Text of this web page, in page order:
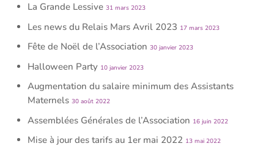
La Grande Lessive 31 mars 2023
Les news du Relais Mars Avril 2023 17 mars 2023
Fête de Noël de l’Association 30 janvier 2023
Halloween Party 10 janvier 2023
Augmentation du salaire minimum des Assistants
Maternels 30 août 2022
Assemblées Générales de l’Association 16 juin 2022
Mise à jour des tarifs au 1er mai 2022 13 mai 2022